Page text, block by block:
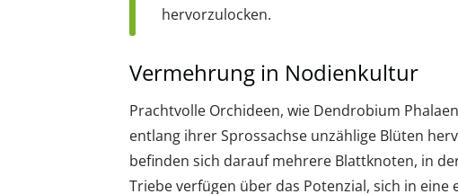
hervorzulocken.
Vermehrung in Nodienkultur
Prachtvolle Orchideen, wie Dendrobium
entlang ihrer Sprossachse unzählige Blüten
befinden sich darauf mehrere Blattknoten, in
Triebe verfügen über das Potenzial, sich in